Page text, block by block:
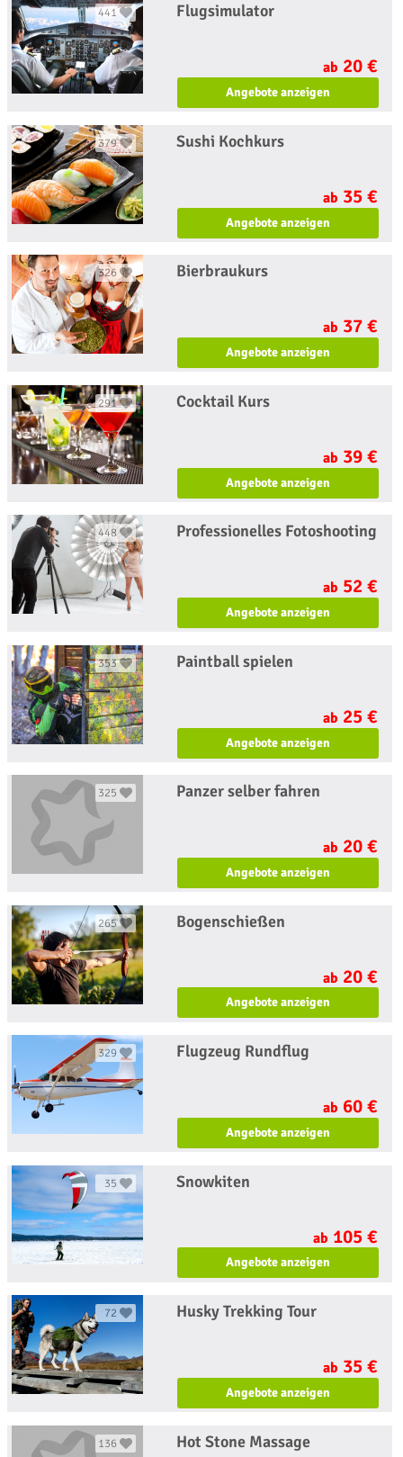
441 Flugsimulator
ab 20 €
Angebote anzeigen
379 Sushi Kochkurs
ab 35 €
Angebote anzeigen
326 Bierbraukurs
ab 37 €
Angebote anzeigen
291 Cocktail Kurs
ab 39 €
Angebote anzeigen
448 Professionelles Fotoshooting
ab 52 €
Angebote anzeigen
353 Paintball spielen
ab 25 €
Angebote anzeigen
325 Panzer selber fahren
ab 20 €
Angebote anzeigen
265 Bogenschießen
ab 20 €
Angebote anzeigen
329 Flugzeug Rundflug
ab 60 €
Angebote anzeigen
35 Snowkiten
ab 105 €
Angebote anzeigen
72 Husky Trekking Tour
ab 35 €
Angebote anzeigen
136 Hot Stone Massage